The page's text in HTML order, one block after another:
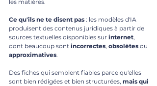
les matières.
Ce qu'ils ne te disent pas : les modèles d'IA
produisent des contenus juridiques à partir de
sources textuelles disponibles sur internet,
dont beaucoup sont incorrectes, obsolètes ou
approximatives.
Des fiches qui semblent fiables parce qu'elles
sont bien rédigées et bien structurées, mais qui